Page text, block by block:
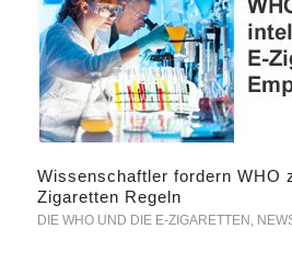
Wissenschaftler fordern WHO
Zigaretten Regeln
DIE WHO UND DIE E-ZIGARETTEN ,